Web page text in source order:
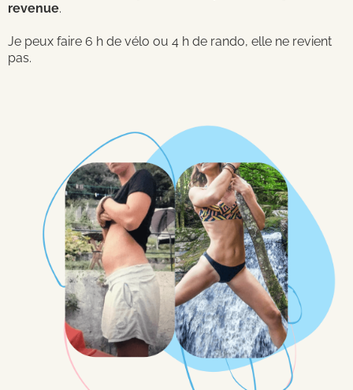
revenue.
Je peux faire 6 h de vélo ou 4 h de rando, elle ne revient
pas.